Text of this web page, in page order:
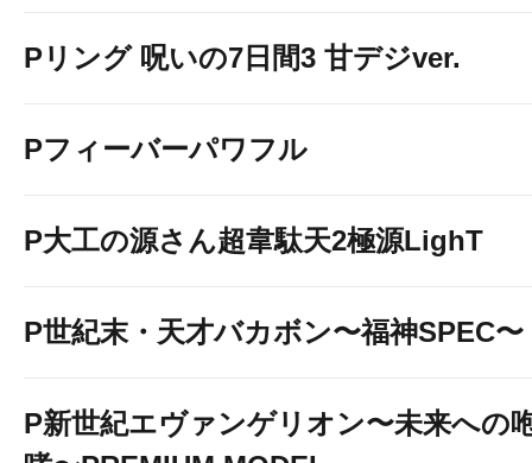
Pリング 呪いの7日間3 甘デジver.
Pフィーバーパワフル
P大工の源さん超韋駄天2極源LighT
P世紀末・天才バカボン〜福神SPEC〜
P新世紀エヴァンゲリオン〜未来への